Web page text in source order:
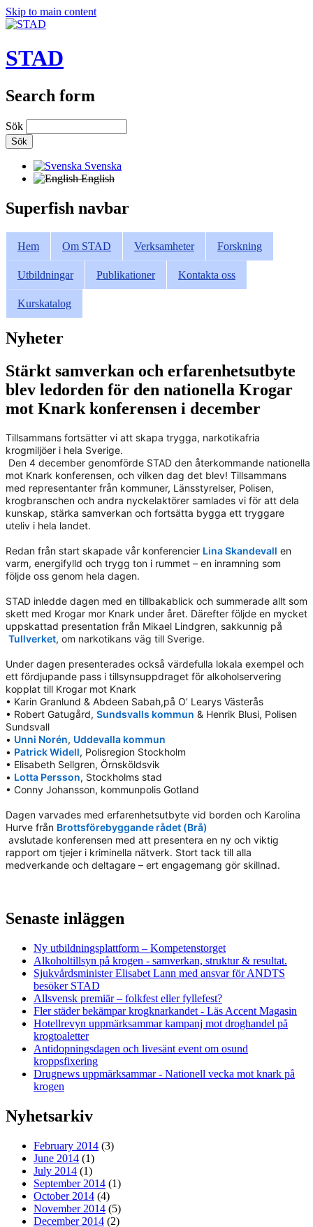
Skip to main content
STAD
Search form
Sök
Svenska
English
Superfish navbar
Hem Om STAD Verksamheter Forskning
Utbildningar Publikationer Kontakta oss
Kurskatalog
Nyheter
Stärkt samverkan och erfarenhetsutbyte
blev ledorden för den nationella Krogar
mot Knark konferensen i december
Tillsammans fortsätter vi att skapa trygga, narkotikafria
krogmiljöer i hela Sverige.
Den 4 december genomförde STAD den återkommande nationella
mot Knark konferensen, och vilken dag det blev! Tillsammans
med representanter från kommuner, Länsstyrelser, Polisen,
krogbranschen och andra nyckelaktörer samlades vi för att dela
kunskap, stärka samverkan och fortsätta bygga ett tryggare
uteliv i hela landet.
Redan från start skapade vår konferencier Lina Skandevall en
varm, energifylld och trygg ton i rummet – en inramning som
följde oss genom hela dagen.
STAD inledde dagen med en tillbakablick och summerade allt som
skett med Krogar mor Knark under året. Därefter följde en mycket
uppskattad presentation från Mikael Lindgren, sakkunnig på
Tullverket, om narkotikans väg till Sverige.
Under dagen presenterades också värdefulla lokala exempel och
ett fördjupande pass i tillsynsuppdraget för alkoholservering
kopplat till Krogar mot Knark
• Karin Granlund & Abdeen Sabah,på O’ Learys Västerås
• Robert Gatugård, Sundsvalls kommun & Henrik Blusi, Polisen
Sundsvall
• Unni Norén, Uddevalla kommun
• Patrick Widell, Polisregion Stockholm
• Elisabeth Sellgren, Örnsköldsvik
• Lotta Persson, Stockholms stad
• Conny Johansson, kommunpolis Gotland
Dagen varvades med erfarenhetsutbyte vid borden och Karolina
Hurve från Brottsförebyggande rådet (Brå)
avslutade konferensen med att presentera en ny och viktig
rapport om tjejer i kriminella nätverk. Stort tack till alla
medverkande och deltagare – ert engagemang gör skillnad.
Senaste inläggen
Ny utbildningsplattform – Kompetenstorget
Alkoholtillsyn på krogen - samverkan, struktur & resultat.
Sjukvårdsminister Elisabet Lann med ansvar för ANDTS
besöker STAD
Allsvensk premiär – folkfest eller fyllefest?
Fler städer bekämpar krogknarkandet - Läs Accent Magasin
Hotellrevyn uppmärksammar kampanj mot droghandel på
krogtoaletter
Antidopningsdagen och livesänt event om osund
kroppsfixering
Drugnews uppmärksammar - Nationell vecka mot knark på
krogen
Nyhetsarkiv
February 2014 (3)
June 2014 (1)
July 2014 (1)
September 2014 (1)
October 2014 (4)
November 2014 (5)
December 2014 (2)